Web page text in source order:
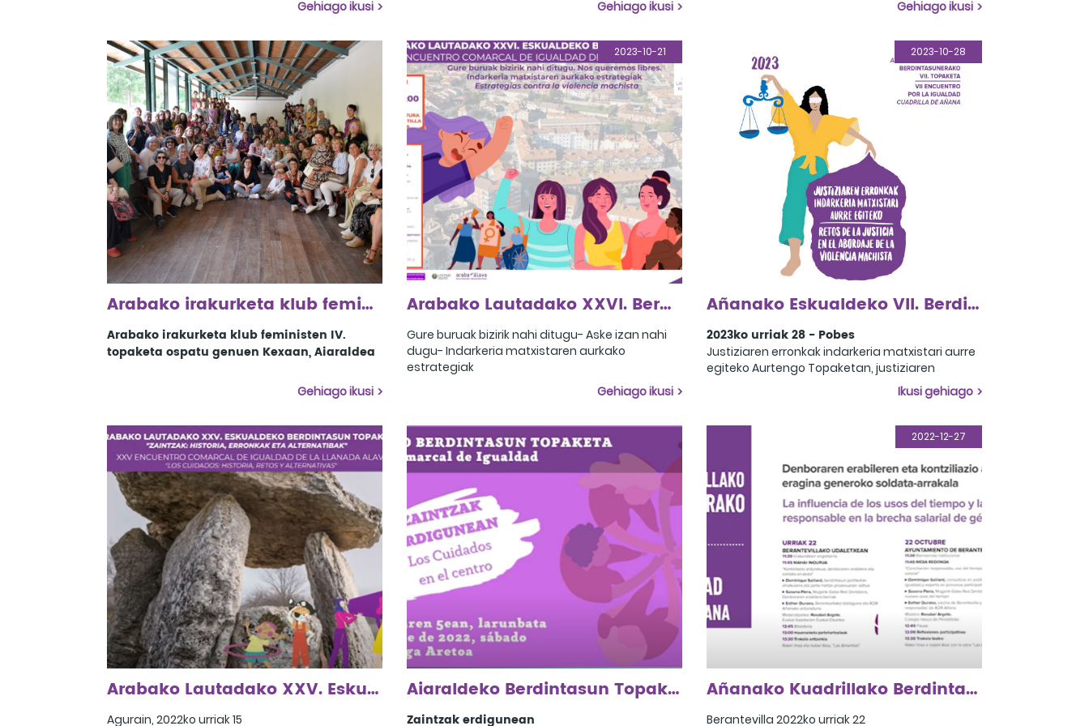
Gehiago ikusi
"Orgullosas - Zuetaz harro" kanpainari aurpegia
Gehiago ikusi Gehiago ikusi
Arabako irakurketa klub feministen IV. topaketa ospatu genuen Kexaan, Aiaraldea
Arabako irakurketa klub feministen IV.
topaketa ospatu genuen Kexaan, Aiaraldea
Gehiago ikusi
2023-10-21
Arabako Lautadako XXVI. Berdintasun Topaketa
Gure buruak bizirik nahi ditugu- Aske izan nahi
dugu- Indarkeria matxistaren aurkako
estrategiak
Gehiago ikusi
2023-10-28
Añanako Eskualdeko VII. Berdintasun Topaketa
2023ko urriak 28 - Pobes
Justiziaren erronkak indarkeria matxistari aurre
egiteko Aurtengo Topaketan, justiziaren
erronkak hainbat ikuspegitatik aztertzea da
gure helburua. Biktimen beharrei heldu nahi
eredua aztertu. Galdera hau proposatzen
dugu: Zer aldaketa egin beharko lirateke
ikuspegi feministatik arreta integrala lortzeko?
Ikusi gehiago
Arabako Lautadako XXV. Eskualdeko Berdintasun Topaketa
Agurain, 2022ko urriak 15
Aiaraldeko Berdintasun Topaketa 2022
Zaintzak erdigunean
2022-12-27
Añanako Kuadrillako Berdintasunerako VI. topaketa
Berantevilla 2022ko urriak 22